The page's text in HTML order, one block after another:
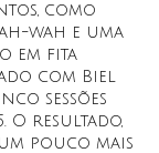
como
wah e uma
em fita
com Biel
sessões
O resultado,
pouco mais